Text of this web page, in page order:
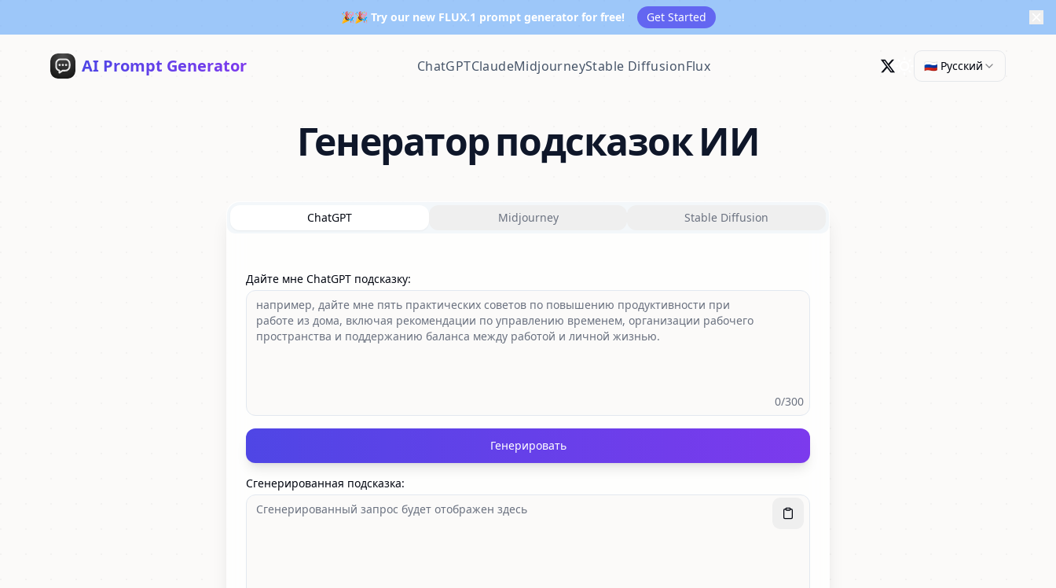
🎉🎉 Try our new FLUX.1 prompt generator for free! Get Started
AI Prompt Generator ChatGPTClaudeMidjourneyStable DiffusionFlux 🇷🇺 Русский
Генератор подсказок ИИ
ChatGPT Midjourney Stable Diffusion
Дайте мне ChatGPT подсказку:
0/300
Генерировать
Сгенерированная подсказка: